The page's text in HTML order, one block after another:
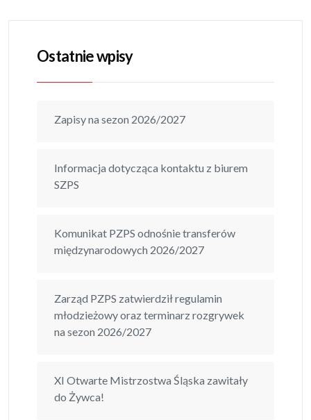
Ostatnie wpisy
Zapisy na sezon 2026/2027
Informacja dotycząca kontaktu z biurem
SZPS
Komunikat PZPS odnośnie transferów
międzynarodowych 2026/2027
Zarząd PZPS zatwierdził regulamin
młodzieżowy oraz terminarz rozgrywek
na sezon 2026/2027
XI Otwarte Mistrzostwa Śląska zawitały
do Żywca!